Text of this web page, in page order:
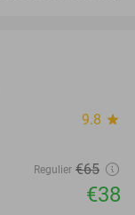
9.8 star
Regulier €65
€38